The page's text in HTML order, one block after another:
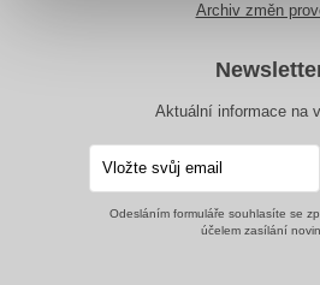
Archiv změn
Aktuální informace na
Odesláním formuláře souhlasíte se
účelem zasílání